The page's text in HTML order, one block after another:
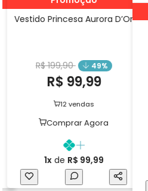
Promoção
R$ 65,00 30%
R$ 44,99
deR$ 44,99